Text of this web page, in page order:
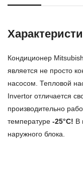
Кондиционер
является не просто
насосом. Тепловой
Invertor отличается
производительно
температуре -25°С! В
наружного блока.